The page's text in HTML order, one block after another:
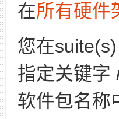
在所有硬件
您在suite(s)
指定关键字
软件包名称